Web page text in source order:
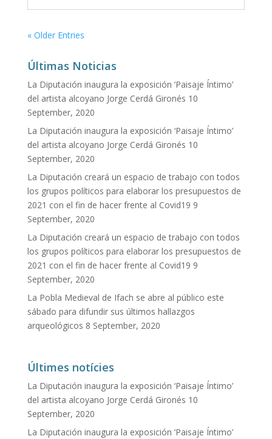
« Older Entries
Últimas Noticias
La Diputación inaugura la exposición ‘Paisaje Íntimo’
del artista alcoyano Jorge Cerdá Gironés 10
September, 2020
La Diputación inaugura la exposición ‘Paisaje Íntimo’
del artista alcoyano Jorge Cerdá Gironés 10
September, 2020
La Diputación creará un espacio de trabajo con todos
los grupos políticos para elaborar los presupuestos de
2021 con el fin de hacer frente al Covid19 9
September, 2020
La Diputación creará un espacio de trabajo con todos
los grupos políticos para elaborar los presupuestos de
2021 con el fin de hacer frente al Covid19 9
September, 2020
La Pobla Medieval de Ifach se abre al público este
sábado para difundir sus últimos hallazgos
arqueológicos 8 September, 2020
Últimes notícies
La Diputación inaugura la exposición ‘Paisaje Íntimo’
del artista alcoyano Jorge Cerdá Gironés 10
September, 2020
La Diputación inaugura la exposición ‘Paisaje Íntimo’